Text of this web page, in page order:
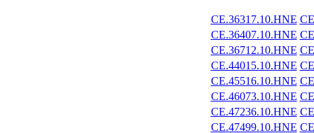
CE.36317.10.HNE
CE.36407.10.HNE
CE.36712.10.HNE
CE.44015.10.HNE
CE.45516.10.HNE
CE.46073.10.HNE
CE.47236.10.HNE
CE.47499.10.HNE